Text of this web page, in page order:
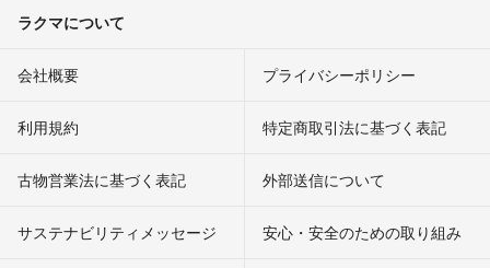
ラクマについて
会社概要 プライバシーポリシー
利用規約 特定商取引法に基づく表記
古物営業法に基づく表記 外部送信について
サステナビリティメッセージ 安心・安全のための取り組み